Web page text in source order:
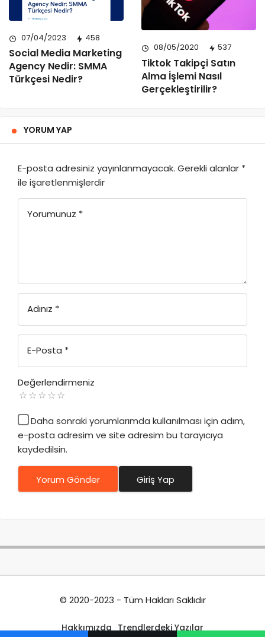
07/04/2023 458
Social Media Marketing
Agency Nedir: SMMA
Türkçesi Nedir?
08/05/2020 537
Tiktok Takipçi Satın
Alma İşlemi Nasıl
Gerçekleştirilir?
YORUM YAP
E-posta adresiniz yayınlanmayacak. Gerekli alanlar *
ile işaretlenmişlerdir
Yorumunuz *
Adınız *
E-Posta *
Değerlendirmeniz
Daha sonraki yorumlarımda kullanılması için adım,
e-posta adresim ve site adresim bu tarayıcıya
kaydedilsin.
Yorum Gönder Giriş Yap
© 2020-2023 - Tüm Hakları Saklıdır
Hakkımızda Trendlerdeki Yazılar